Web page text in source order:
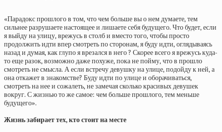
«Парадокс прошлого в том, что чем больше вы о нем думаете, тем
сильнее разрушаете настоящее и лишаете себя будущего. Что будет, если
я выйду на улицу, врежусь в столб и вместо того, чтобы просто
продолжить идти впер смотреть по сторонам, я буду идти, оглядываясь
назад и думая, как глупо я врезался в него ? Скорее всего я врежусь куда-
то еще разок, возможно даже похуже, пока не пойму, что в прошло
смотреть не смысла. А если встречу девушку на улице, подойду к ней, а
она откажет в знакомстве? Буду идти по улице и оборачиваться,
смотреть на нее и сожалеть, не замечая сколько красивых девушек
вокруг. С жизнью то же самое: чем больше прошлого, тем меньше
будущего».
Жизнь забирает тех, кто стоит на месте